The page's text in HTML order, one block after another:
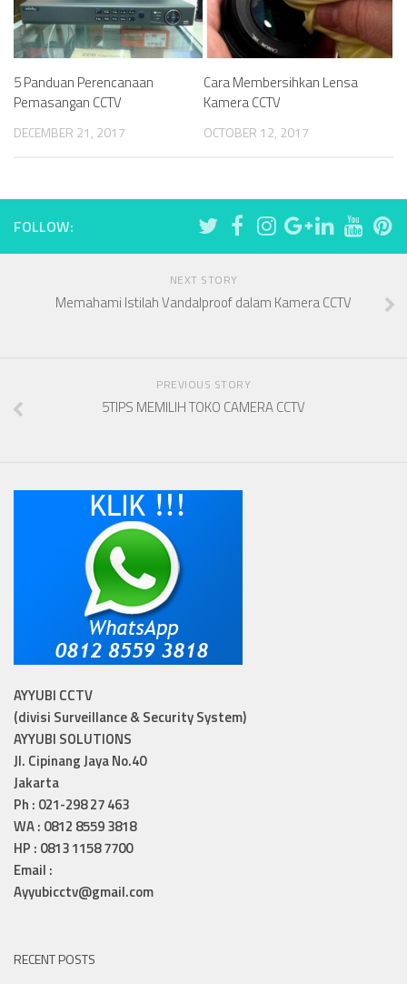
5 Panduan Perencanaan
Pemasangan CCTV
DECEMBER 21, 2017
Cara Membersihkan Lensa
Kamera CCTV
OCTOBER 12, 2017
FOLLOW:
NEXT STORY
Memahami Istilah Vandalproof dalam Kamera CCTV
PREVIOUS STORY
5TIPS MEMILIH TOKO CAMERA CCTV
AYYUBI CCTV
(divisi Surveillance & Security System)
AYYUBI SOLUTIONS
Jl. Cipinang Jaya No.40
Jakarta
Ph : 021-298 27 463
WA : 0812 8559 3818
HP : 0813 1158 7700
Email :
Ayyubicctv@gmail.com
RECENT POSTS